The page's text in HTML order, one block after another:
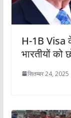
H-1B Visa
भारतीयों को
सितम्बर 24, 2025